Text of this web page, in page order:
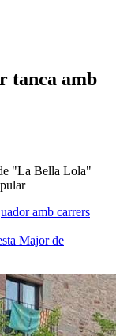
tanca amb
"La Bella Lola"
amb carrers
Major de